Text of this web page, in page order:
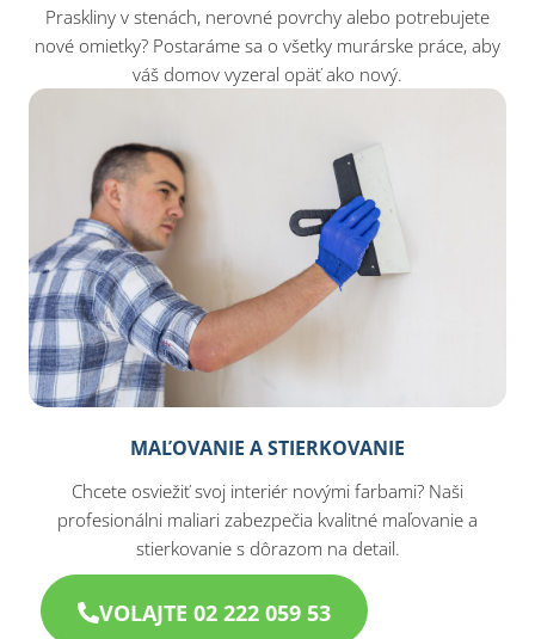
Praskliny v stenách, nerovné povrchy alebo potrebujete
nové omietky? Postaráme sa o všetky murárske práce, aby
váš domov vyzeral opäť ako nový.
MAĽOVANIE A STIERKOVANIE
Chcete osviežiť svoj interiér novými farbami? Naši
profesionálni maliari zabezpečia kvalitné maľovanie a
stierkovanie s dôrazom na detail.
VOLAJTE 02 222 059 53